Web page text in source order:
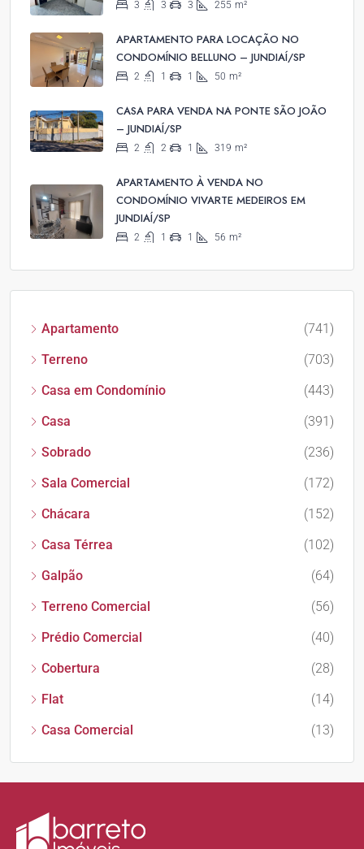
3 3 3 255 m²
APARTAMENTO PARA LOCAÇÃO NO
CONDOMÍNIO BELLUNO – JUNDIAÍ/SP
2 1 1 50 m²
CASA PARA VENDA NA PONTE SÃO JOÃO
– JUNDIAÍ/SP
2 2 1 319 m²
APARTAMENTO À VENDA NO
CONDOMÍNIO VIVARTE MEDEIROS EM
JUNDIAÍ/SP
2 1 1 56 m²
Apartamento
(741)
Terreno
(703)
Casa em Condomínio
(443)
Casa
(391)
Sobrado
(236)
Sala Comercial
(172)
Chácara
(152)
Casa Térrea
(102)
Galpão
(64)
Terreno Comercial
(56)
Prédio Comercial
(40)
Cobertura
(28)
Flat
(14)
Casa Comercial
(13)